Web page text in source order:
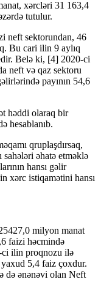
xərcləri 31 163,4
tutulur.
neft sektorundan, 46
Bu cari ilin 9 aylıq
Belə ki, [4] 2020-ci
neft və qaz sektoru
payının 54,6
həddi olaraq bir
hesablanıb.
qruplaşdırsaq,
sahələri əhatə etməklə
hansı gəlir
xərc istiqamətini hansı
milyon manat
faizi həcmində
ilin proqnozu ilə
5,4 faiz çoxdur.
də ənənəvi olan Neft